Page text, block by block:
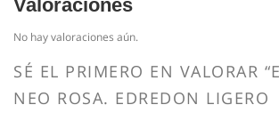
Valoraciones
No hay valoraciones aún.
SÉ EL PRIMERO EN VALORAR
NEO ROSA. EDREDON LIGERO